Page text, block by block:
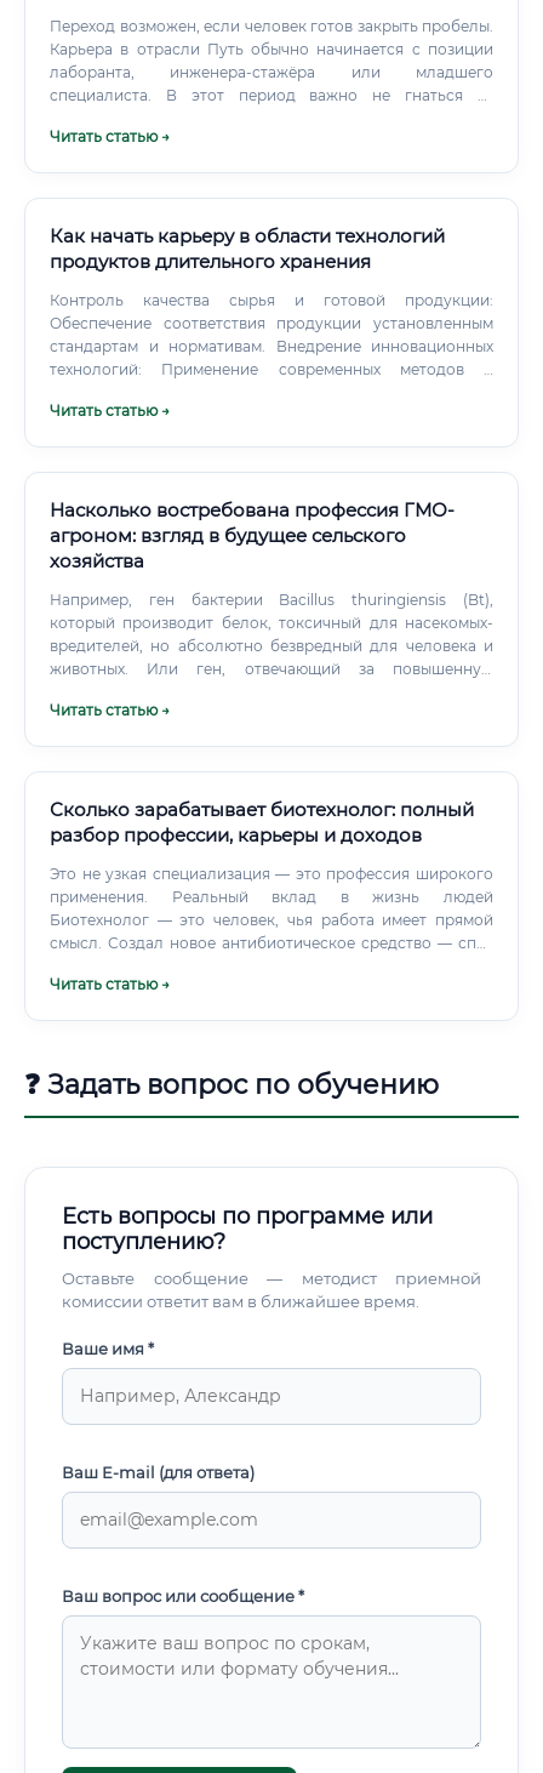
Переход возможен, если человек готов закрыть пробелы.
Карьера в отрасли Путь обычно начинается с позиции
лаборанта, инженера-стажёра или младшего
специалиста. В этот период важно не гнаться за
Читать статью →
Как начать карьеру в области технологий
продуктов длительного хранения
Контроль качества сырья и готовой продукции:
Обеспечение соответствия продукции установленным
стандартам и нормативам. Внедрение инновационных
технологий: Применение современных методов и
производства.
Читать статью →
Насколько востребована профессия ГМО-
агроном: взгляд в будущее сельского
хозяйства
Например, ген бактерии Bacillus thuringiensis (Bt),
который производит белок, токсичный для насекомых-
вредителей, но абсолютно безвредный для человека и
животных. Или ген, отвечающий за повышенную
Читать статью →
Сколько зарабатывает биотехнолог: полный
разбор профессии, карьеры и доходов
Это не узкая специализация — это профессия широкого
применения. Реальный вклад в жизнь людей
Биотехнолог — это человек, чья работа имеет прямой
смысл. Создал новое антибиотическое средство — спас
Читать статью →
❓ Задать вопрос по обучению
Есть вопросы по программе или
поступлению?
Оставьте сообщение — методист приемной
комиссии ответит вам в ближайшее время.
Ваше имя *
Ваш E-mail (для ответа)
Ваш вопрос или сообщение *